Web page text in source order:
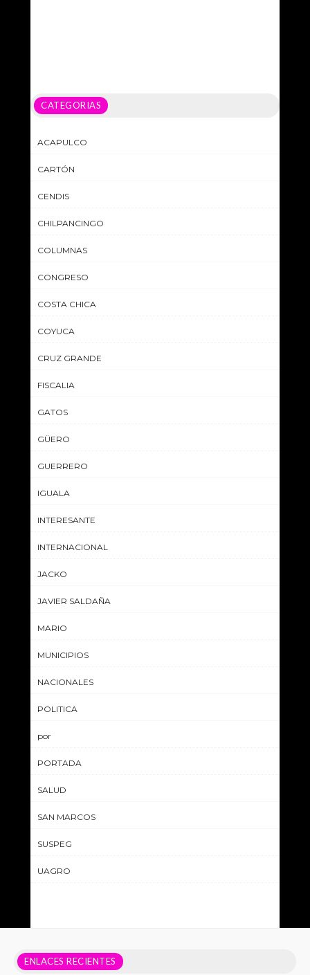
CATEGORIAS
ACAPULCO
CARTÓN
CENDIS
CHILPANCINGO
COLUMNAS
CONGRESO
COSTA CHICA
COYUCA
CRUZ GRANDE
FISCALIA
GATOS
GÜERO
GUERRERO
IGUALA
INTERESANTE
INTERNACIONAL
JACKO
JAVIER SALDAÑA
MARIO
MUNICIPIOS
NACIONALES
POLITICA
por
PORTADA
SALUD
SAN MARCOS
SUSPEG
UAGRO
ENLACES RECIENTES